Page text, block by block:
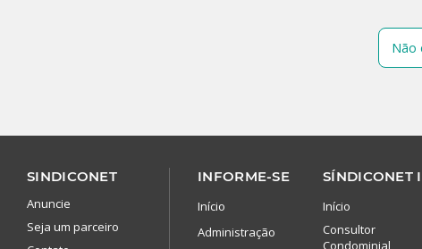
Não
SINDICONET
Anuncie
Seja um parceiro
INFORME-SE
Início
Administração
SÍNDICONET
Início
Consultor
Condominial